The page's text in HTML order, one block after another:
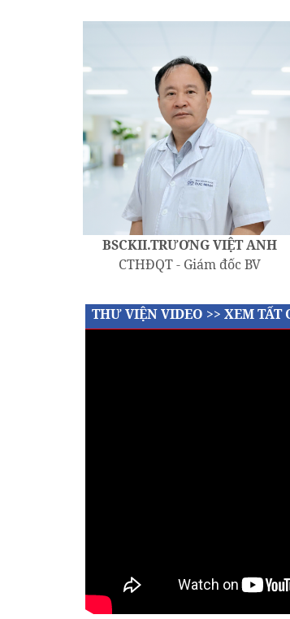
BSCKII.TRƯƠNG VIỆT ANH
CTHĐQT - Giám đốc BV
THƯ VIỆN VIDEO >> XEM TẤT